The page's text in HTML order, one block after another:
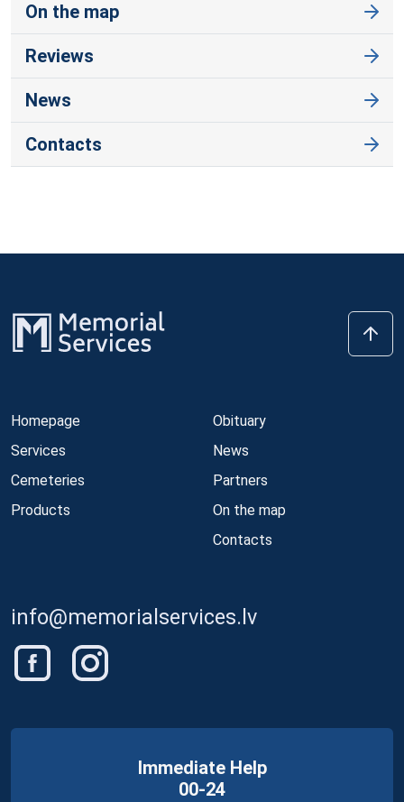
On the map
Reviews
News
Contacts
Homepage
Services
Cemeteries
Products
Obituary
News
Partners
On the map
Contacts
info@memorialservices.lv
Immediate Help
00-24